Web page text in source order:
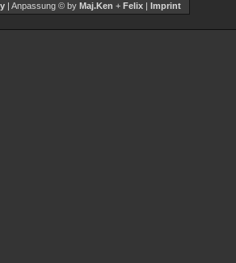
| Anpassung © by Maj.Ken +Felix| Imprint